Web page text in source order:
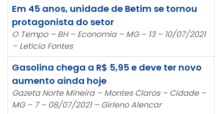
Em 45 anos, unidade de Betim se tornou
protagonista do setor
O Tempo – BH – Economia – MG – 13 – 10/07/2021
– Letícia Fontes
Gasolina chega a R$ 5,95 e deve ter novo
aumento ainda hoje
Gazeta Norte Mineira – Montes Claros – Cidade –
MG – 7 – 08/07/2021 – Girleno Alencar